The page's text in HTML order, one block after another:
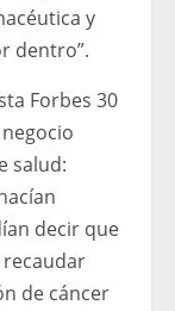
y
dentro”.
Forbes 30
salud:
decir que
de cáncer